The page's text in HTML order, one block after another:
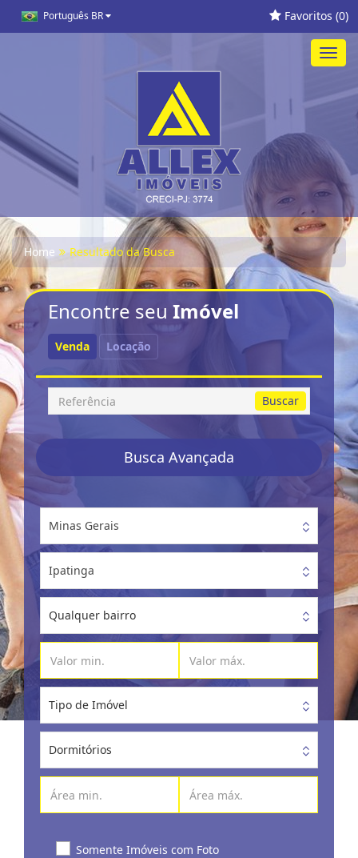
Português BR Favoritos (0)
Home Resultado da Busca
Encontre seu Imóvel
Venda Locação
Busca
por
Buscar
Busca Avançada
Minas Gerais
Ipatinga
Qualquer bairro
Tipo de Imóvel
Dormitórios
Somente Imóveis com Foto